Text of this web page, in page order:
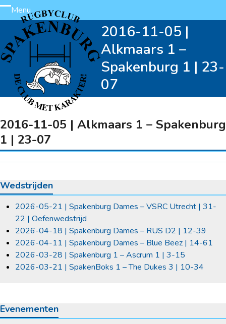
Skip
to
content
Menu
Open
mobile
menu
Close
mobile
menu
2016-11-05 |
Alkmaars 1 –
Spakenburg 1 | 23-
07
2016-11-05 | Alkmaars 1 – Spakenburg
1 | 23-07
Wedstrijden
2026-05-21 | Spakenburg Dames – VSRC Utrecht | 31-
22 | Oefenwedstrijd
2026-04-18 | Spakenburg Dames – RUS D2 | 12-39
2026-04-11 | Spakenburg Dames – Blue Beez | 14-61
2026-03-28 | Spakenburg 1 – Ascrum 1 | 3-15
2026-03-21 | SpakenBoks 1 – The Dukes 3 | 10-34
Evenementen